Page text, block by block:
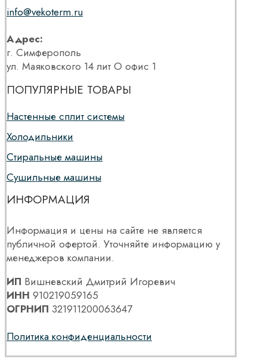
info@vekoterm.ru
Адрес:
г. Симферополь
ул. Маяковского 14 лит О офис 1
ПОПУЛЯРНЫЕ ТОВАРЫ
Настенные сплит системы
Холодильники
Стиральные машины
Сушильные машины
ИНФОРМАЦИЯ
Информация и цены на сайте не является
публичной офертой. Уточняйте информацию у
менеджеров компании.
ИП Вишневский Дмитрий Игоревич
ИНН 910219059165
ОГРНИП 321911200063647
Политика конфиденциальности